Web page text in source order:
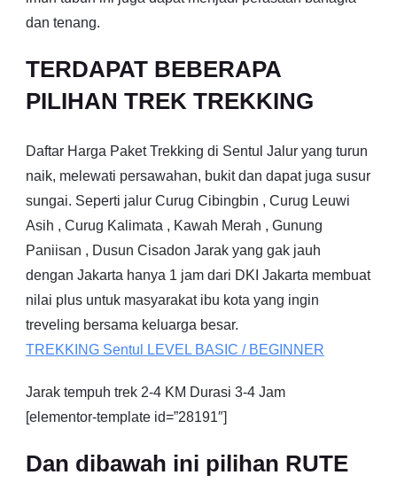
dan tenang.
TERDAPAT BEBERAPA
PILIHAN TREK TREKKING
Daftar Harga Paket Trekking di Sentul Jalur yang turun
naik, melewati persawahan, bukit dan dapat juga susur
sungai. Seperti jalur Curug Cibingbin , Curug Leuwi
Asih , Curug Kalimata , Kawah Merah , Gunung
Paniisan , Dusun Cisadon Jarak yang gak jauh
dengan Jakarta hanya 1 jam dari DKI Jakarta membuat
nilai plus untuk masyarakat ibu kota yang ingin
treveling bersama keluarga besar.
TREKKING Sentul LEVEL BASIC / BEGINNER
Jarak tempuh trek 2-4 KM Durasi 3-4 Jam
[elementor-template id=”28191″]
Dan dibawah ini pilihan RUTE